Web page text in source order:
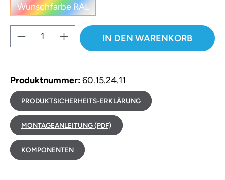
Wunschfarbe RAL
(Diese Option ist zurzeit nicht verfügbar.)
Produkt Anzahl: Gib denIN DEN WARENKORB
Produktnummer:60.15.24.11
PRODUKTSICHERHEITS-ERKLÄRUNG
MONTAGEANLEITUNG (PDF)
KOMPONENTEN